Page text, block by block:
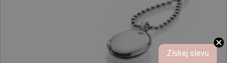
Získej slevu